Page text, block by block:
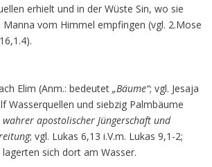
erhielt und in der Wüste Sin, wo sie
vom Himmel empfingen (vgl. 2.Mose
Elim (Anm.: bedeutet „Bäume“; vgl. Jesaja
Wasserquellen und siebzig Palmbäume
wahrer apostolischer Jüngerschaft und
; vgl. Lukas 6,13 i.V.m. Lukas 9,1-2;
sich dort am Wasser.